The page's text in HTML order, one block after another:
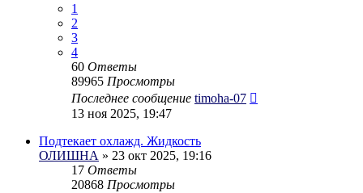
1
2
3
4
60 Ответы
89965 Просмотры
Последнее сообщение timoha-07
13 ноя 2025, 19:47
Подтекает охлажд. Жидкость
ОЛИШНА » 23 окт 2025, 19:16
17 Ответы
20868 Просмотры